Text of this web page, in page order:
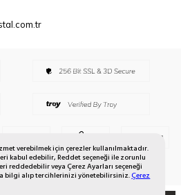
verebilmek için çerezler kullanılmaktadır.
kabul edebilir, Reddet seçeneği ile zorunlu
reddedebilir veya Çerez Ayarları seçeneği
bilgi alıp tercihlerinizi yönetebilirsiniz.Çerez